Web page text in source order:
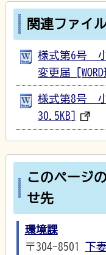
関連ファイ
様式第6号 小
変更届
様式第8号 小
30.5KB]
このページ
せ先
環境課
〒304-8501 下